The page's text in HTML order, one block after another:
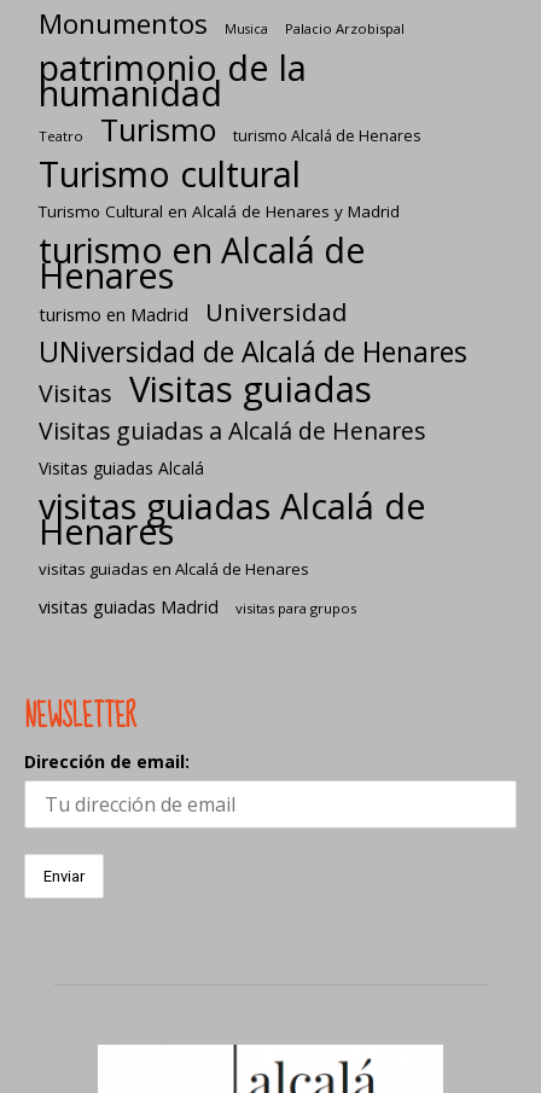
Monumentos Musica Palacio Arzobispal
patrimonio de la
humanidad
Teatro Turismo turismo Alcalá de Henares
Turismo cultural
Turismo Cultural en Alcalá de Henares y Madrid
turismo en Alcalá de
Henares
turismo en Madrid Universidad
UNiversidad de Alcalá de Henares
Visitas Visitas guiadas
Visitas guiadas a Alcalá de Henares
Visitas guiadas Alcalá
visitas guiadas Alcalá de
Henares
visitas guiadas en Alcalá de Henares
visitas guiadas Madrid visitas para grupos
NEWSLETTER
Dirección de email: